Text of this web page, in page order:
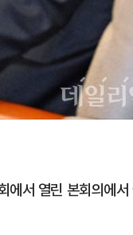
서 열린 본회의에